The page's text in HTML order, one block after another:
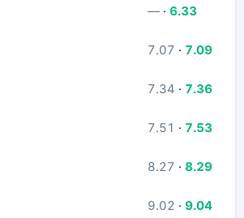
— · 6.33
7.07 · 7.09
7.34 · 7.36
7.51 · 7.53
8.27 · 8.29
9.02 · 9.04